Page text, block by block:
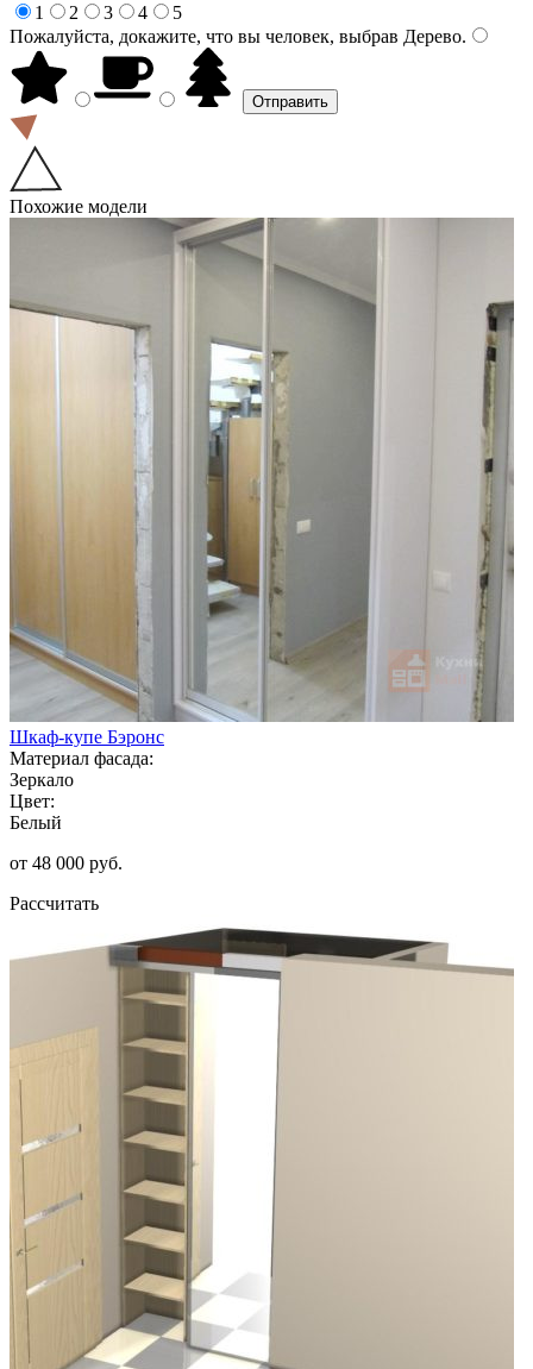
1
2 3 4
5
Пожалуйста, докажите, что вы человек, выбрав Дерево.
Похожие модели
Шкаф-купе Бэронс
Материал фасада:
Зеркало
Цвет:
Белый
от 48 000 руб.
Рассчитать